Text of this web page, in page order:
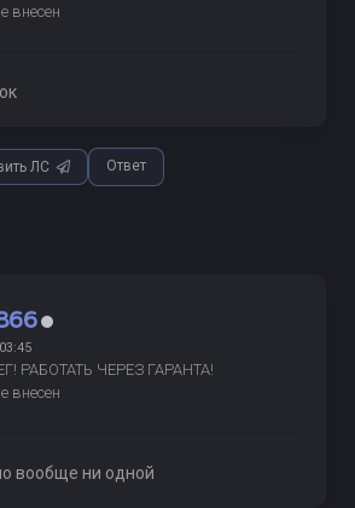
внесен
ЛС Ответ
РАБОТАТЬ ЧЕРЕЗ ГАРАНТА!
внесен
вообще ни одной